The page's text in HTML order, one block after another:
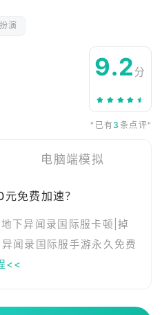
演
9.2 分
"已有3 条点评"
电脑端模拟
免费加速？
下异闻录国际服卡顿|掉
闻录国际服手游永久免费
<<